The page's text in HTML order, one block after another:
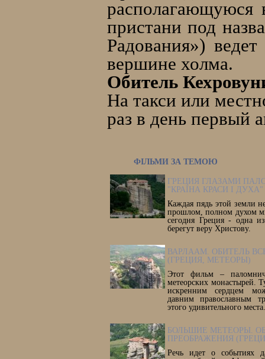
располагающуюся
пристани под
Радования»)
вершине холма.
Обитель
На такси или
раз в день первый
ФІЛЬМИ ЗА ТЕМОЮ
ГРЕЦИЯ ГЛАЗАМИ
"КРАЇНА КРАСИ І ДУХА"
Каждая пядь этой земли
прошлом, полном духом
сегодня Греция - одна
берегут веру Христову.
ВАРЛААМ. ОБИТЕЛЬ
(ГРЕЦИЯ, МЕТЕОРЫ)
Этот фильм –
метеорских монастырей.
искренним сердцем
давним православным
этого удивительного места.
БОЛЬШИЕ МЕТЕОРЫ.
ПРЕОБРАЖЕНИЯ
Речь идет о событиях